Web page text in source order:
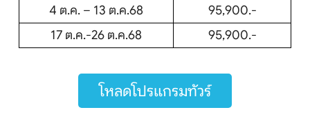
4 ต.ค. – 13 ต.ค.68
95,900.-
17 ต.ค.-26 ต.ค.68
95,900.-
โหลดโปรแกรมทัวร์